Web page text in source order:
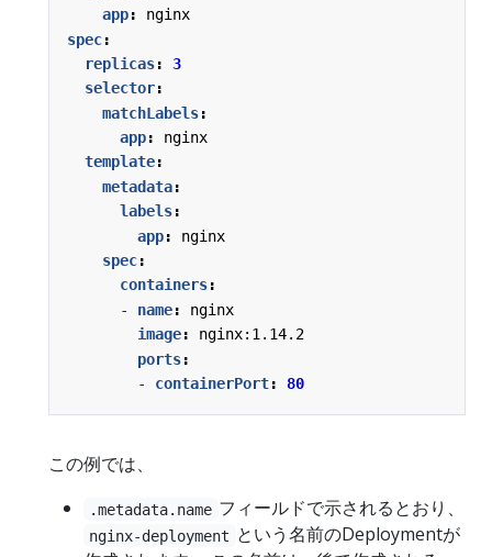
app:
nginx
spec:
replicas:
3
selector:
matchLabels:
app:
nginx
template:
metadata:
labels:
app:
nginx
spec:
containers:
- name:
nginx
image:
nginx:1.14.2
ports:
- containerPort: 80
この例では、
.metadata.name フィールドで示されるとおり、
nginx-deployment という名前のDeploymentが